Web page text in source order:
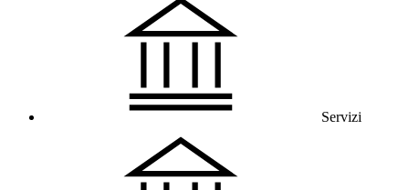
Servizi